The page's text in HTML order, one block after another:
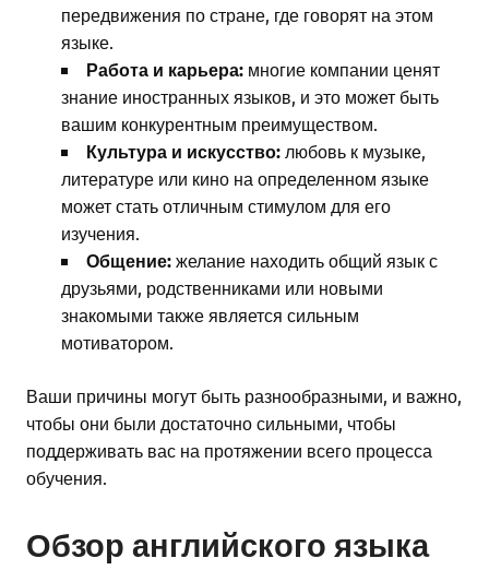
передвижения по стране, где говорят на этом
языке.
Работа и карьера: многие компании ценят
знание иностранных языков, и это может быть
вашим конкурентным преимуществом.
Культура и искусство: любовь к музыке,
литературе или кино на определенном языке
может стать отличным стимулом для его
изучения.
Общение: желание находить общий язык с
друзьями, родственниками или новыми
знакомыми также является сильным
мотиватором.
Ваши причины могут быть разнообразными, и важно,
чтобы они были достаточно сильными, чтобы
поддерживать вас на протяжении всего процесса
обучения.
Обзор английского языка